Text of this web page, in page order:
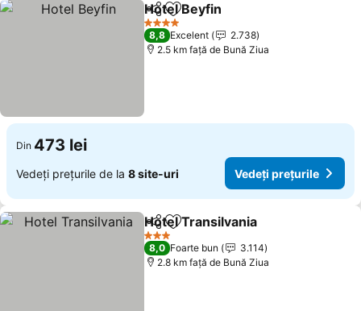
DistribuițiAdăugaţi la favorite
Hotel Beyfin
4 Stele
8,8 Excelent
2.738
2.5 km faţă de Bună Ziua
Din 473 lei
Vedeți prețurile de la 8 site-uri Vedeți prețurile
DistribuițiAdăugaţi la favorite
Hotel Transilvania
3 Stele
8,0 Foarte bun
3.114
2.8 km faţă de Bună Ziua